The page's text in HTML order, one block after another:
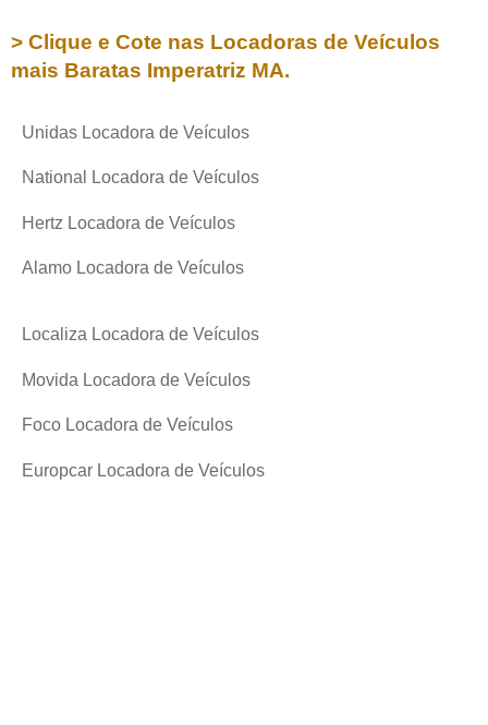
> Clique e Cote nas Locadoras de Veículos
mais Baratas Imperatriz MA.
Unidas Locadora de Veículos
National Locadora de Veículos
Hertz Locadora de Veículos
Alamo Locadora de Veículos
Localiza Locadora de Veículos
Movida Locadora de Veículos
Foco Locadora de Veículos
Europcar Locadora de Veículos